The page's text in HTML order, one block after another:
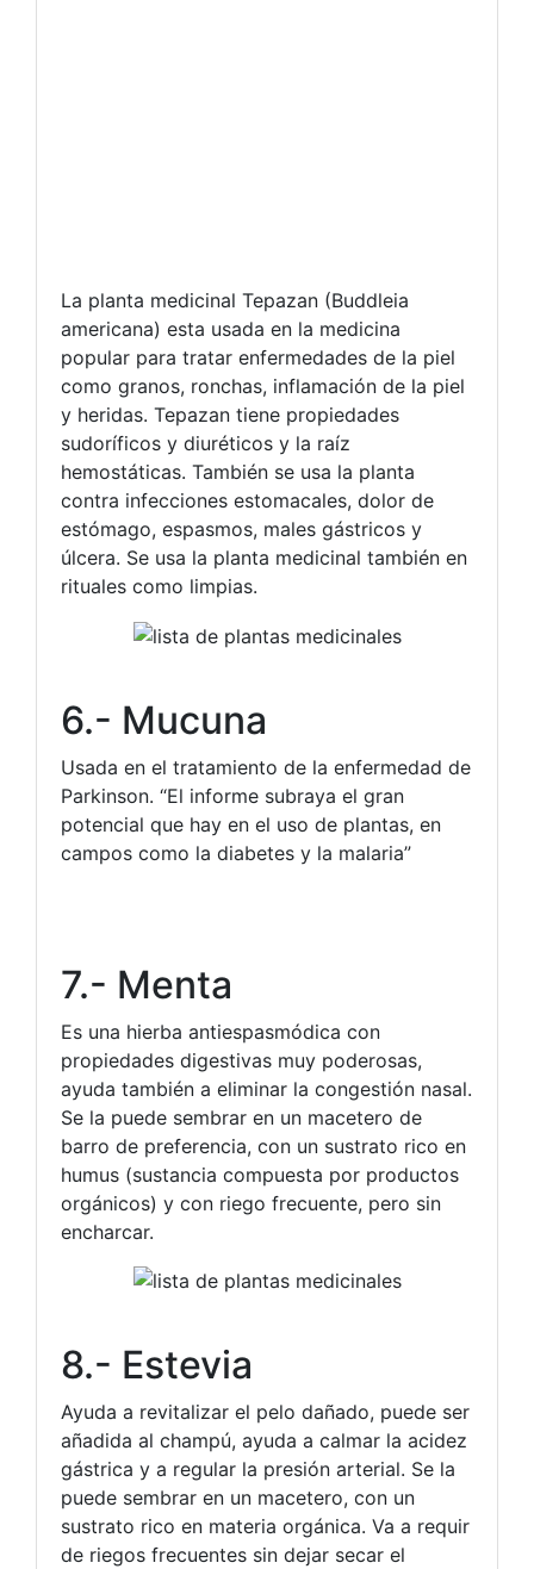
La planta medicinal Tepazan (Buddleia
americana) esta usada en la medicina
popular para tratar enfermedades de la piel
como granos, ronchas, inflamación de la piel
y heridas. Tepazan tiene propiedades
sudoríficos y diuréticos y la raíz
hemostáticas. También se usa la planta
contra infecciones estomacales, dolor de
estómago, espasmos, males gástricos y
úlcera. Se usa la planta medicinal también en
rituales como limpias.
6.- Mucuna
Usada en el tratamiento de la enfermedad de
Parkinson. “El informe subraya el gran
potencial que hay en el uso de plantas, en
campos como la diabetes y la malaria”
7.- Menta
Es una hierba antiespasmódica con
propiedades digestivas muy poderosas,
ayuda también a eliminar la congestión nasal.
Se la puede sembrar en un macetero de
barro de preferencia, con un sustrato rico en
humus (sustancia compuesta por productos
orgánicos) y con riego frecuente, pero sin
encharcar.
8.- Estevia
Ayuda a revitalizar el pelo dañado, puede ser
añadida al champú, ayuda a calmar la acidez
gástrica y a regular la presión arterial. Se la
puede sembrar en un macetero, con un
sustrato rico en materia orgánica. Va a requir
de riegos frecuentes sin dejar secar el